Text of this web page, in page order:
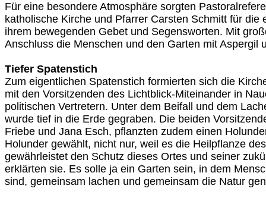
Für eine besondere Atmosphäre sorgten
katholische Kirche und Pfarrer Carsten Schmitt für die
ihrem bewegenden Gebet und Segensworten. Mit
Anschluss die Menschen und den Garten mit Aspergil
Tiefer Spatenstich
Zum eigentlichen Spatenstich formierten sich die
mit den Vorsitzenden des Lichtblick-Miteinander in
politischen Vertretern. Unter dem Beifall und dem
wurde tief in die Erde gegraben. Die beiden
Friebe und Jana Esch, pflanzten zudem einen
Holunder gewählt, nicht nur, weil es die Heilpflanze
gewährleistet den Schutz dieses Ortes und seiner
erklärten sie. Es solle ja ein Garten sein, in dem
sind, gemeinsam lachen und gemeinsam die Natur